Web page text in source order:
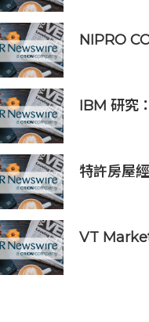
模糊問題
NIPRO
IBM 研究
特許房屋
VT